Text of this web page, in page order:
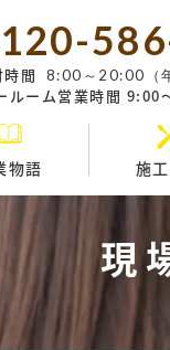
時間 8:00～20:00（
ルーム営業時間 9:00
物語 施
現